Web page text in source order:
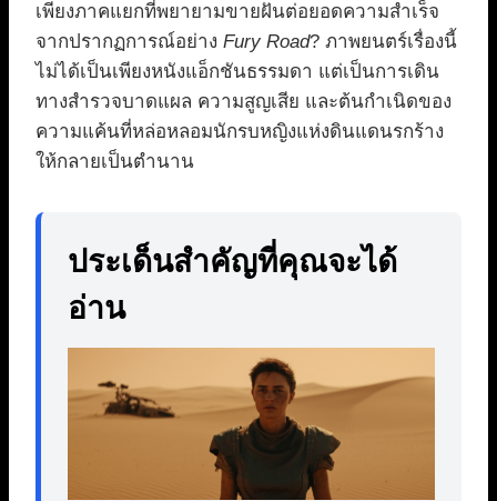
เพียงภาคแยกที่พยายามขายฝันต่อยอดความสำเร็จ
จากปรากฏการณ์อย่าง Fury Road? ภาพยนตร์เรื่องนี้
ไม่ได้เป็นเพียงหนังแอ็กชันธรรมดา แต่เป็นการเดิน
ทางสำรวจบาดแผล ความสูญเสีย และต้นกำเนิดของ
ความแค้นที่หล่อหลอมนักรบหญิงแห่งดินแดนรกร้าง
ให้กลายเป็นตำนาน
ประเด็นสำคัญที่คุณจะได้
อ่าน